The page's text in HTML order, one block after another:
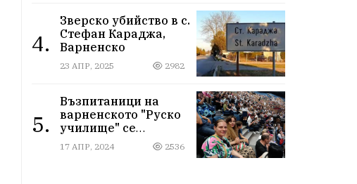
4.
Зверско убийство в с.
Стефан Караджа,
Варненско
23 АПР, 2025 2982
5.
Възпитаници на
варненското "Руско
училище" се
срещнаха на юбилея
си отвъд
17 АПР, 2024 2536